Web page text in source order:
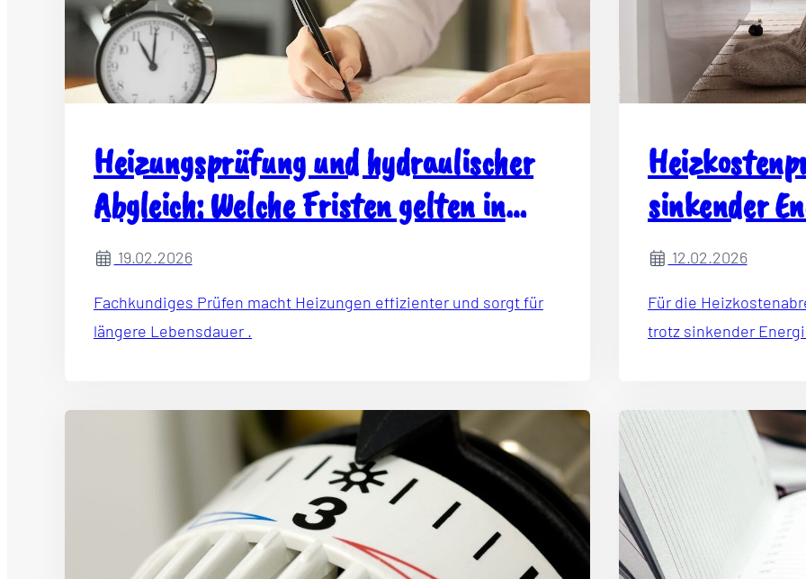
Heizungsprüfung und hydraulischer
Abgleich: Welche Fristen gelten in
2026?
19.02.2026
Fachkundiges Prüfen macht Heizungen effizienter und sorgt für
längere Lebensdauer .
sinkender
steigende
12.02.2026
Für die
trotz sinkender